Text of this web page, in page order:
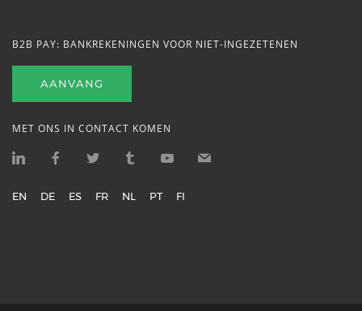
B2B PAY: BANKREKENINGEN VOOR NIET-INGEZETENEN
AANVANG
MET ONS IN CONTACT KOMEN
EN DE ES FR NL PT FI